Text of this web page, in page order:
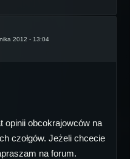
2012 - 13:04
opinii obcokrajowców na
czołgów. Jeżeli chcecie
na forum.